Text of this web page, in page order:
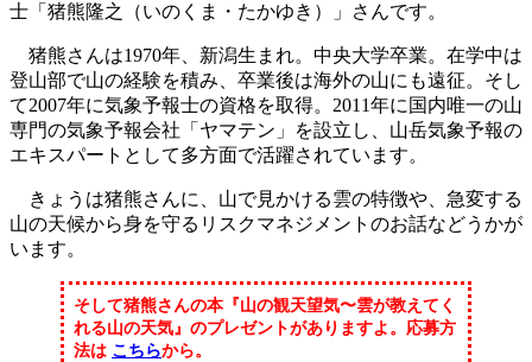
士「猪熊隆之（いのくま・たかゆき）」さんです。
猪熊さんは1970年、新潟生まれ。中央大学卒業。在学中は
登山部で山の経験を積み、卒業後は海外の山にも遠征。そし
て2007年に気象予報士の資格を取得。2011年に国内唯一の山
専門の気象予報会社「ヤマテン」を設立し、山岳気象予報の
エキスパートとして多方面で活躍されています。
きょうは猪熊さんに、山で見かける雲の特徴や、急変する
山の天候から身を守るリスクマネジメントのお話などうかが
います。
そして猪熊さんの本『山の観天望気〜雲が教えてく
れる山の天気』のプレゼントがありますよ。応募方
法は こちらから。